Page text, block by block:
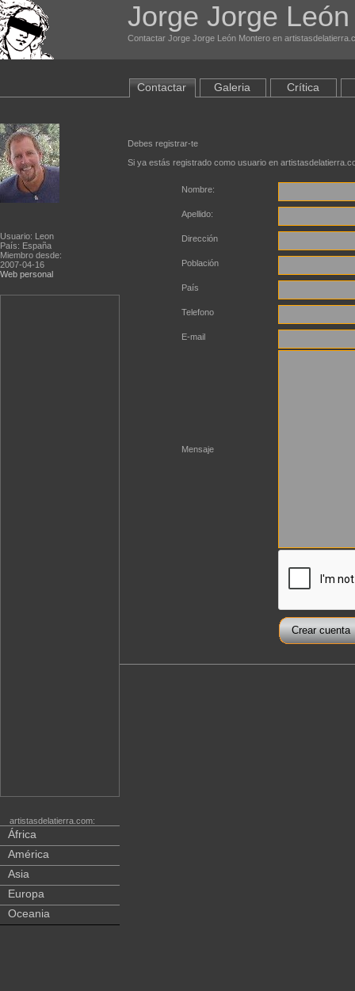
Jorge Jorge
Contactar Jorge Jorge León Montero en
Usuario: Leon
País: España
Miembro desde:
2007-04-16
Web personal
artistasdelatierra.com:
África
América
Asia
Europa
Oceania
Contactar Galeria Crítica
Debes registrar-te
Si ya estás registrado como usuario en
Nombre:
Apellido:
Dirección
Población
País
Telefono
E-mail
Mensaje